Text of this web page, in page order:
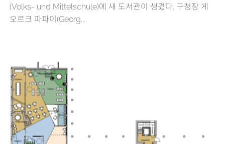
(Volks- und Mittelschule)에 새 도서관이 생겼다. 구청장 게
오르크 파파이(Georg...